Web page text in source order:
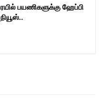
ரயில் பயணிகளுக்கு ஹேப்பி
நியூஸ்…